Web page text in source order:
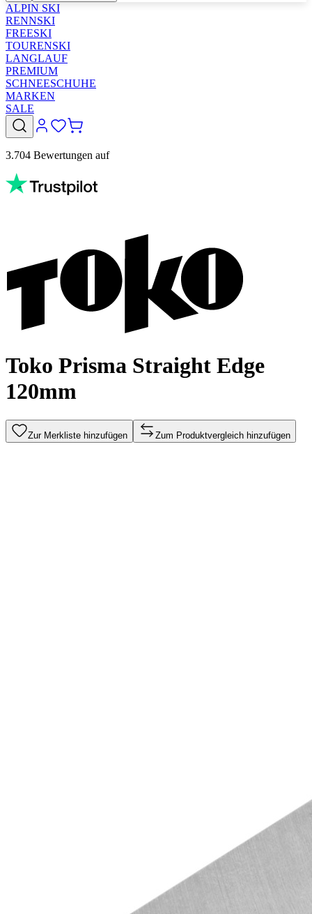
ALPIN SKI
RENNSKI
FREESKI
TOURENSKI
LANGLAUF
PREMIUM
SCHNEESCHUHE
MARKEN
SALE
3.704 Bewertungen auf
Toko Prisma Straight Edge
120mm
Zur Merkliste hinzufügen Zum Produktvergleich hinzufügen